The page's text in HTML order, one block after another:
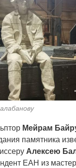
Мейрам
памятника
Алексею
ЕАН из